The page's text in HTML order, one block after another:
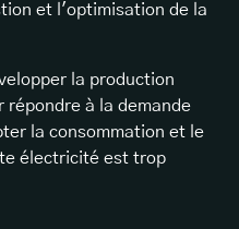
et l'optimisation de la
la production
à la demande
la consommation et le
électricité est trop